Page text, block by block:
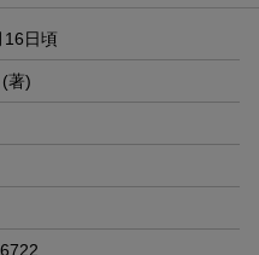
日頃
(著)